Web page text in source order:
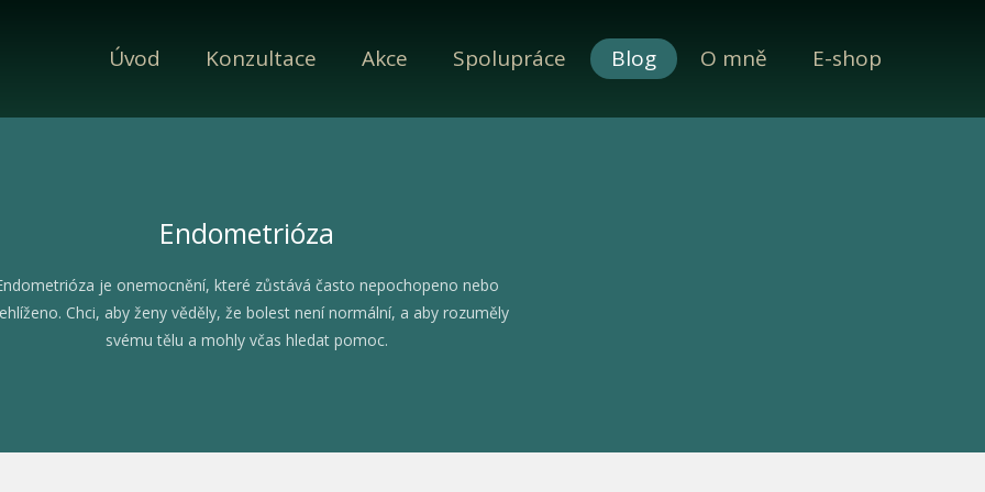
Úvod Konzultace Akce Spolupráce Blog O mně E-shop
Endometrióza
je onemocnění, které zůstává často nepochopeno nebo
Chci, aby ženy věděly, že bolest není normální, a aby rozuměly
svému tělu a mohly včas hledat pomoc.